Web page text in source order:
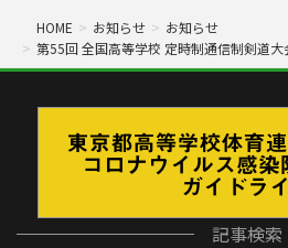
HOME お知らせ
お知らせ
第55回 全国高等学校 定時制通信制剣道
記事検索